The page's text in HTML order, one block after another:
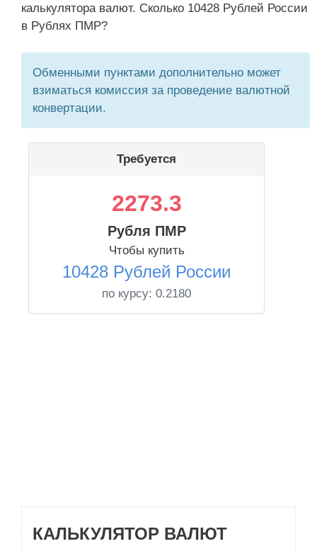
калькулятора валют. Сколько 10428 Рублей России
в Рублях ПМР?
Обменными пунктами дополнительно может
взиматься комиссия за проведение валютной
конвертации.
Требуется
2273.3
Рубля ПМР
Чтобы купить
10428 Рублей России
по курсу: 0.2180
КАЛЬКУЛЯТОР ВАЛЮТ